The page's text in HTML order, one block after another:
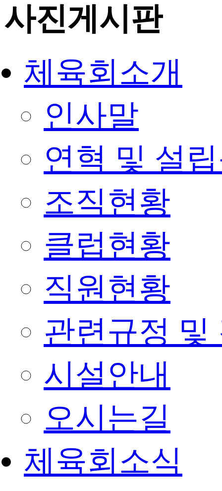
사진게시판
체육회소개
인사말
연혁 및 설
조직현황
클럽현황
직원현황
관련규정 및
시설안내
오시는길
체육회소식